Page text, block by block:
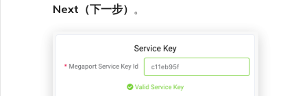
Next（下一步） 。